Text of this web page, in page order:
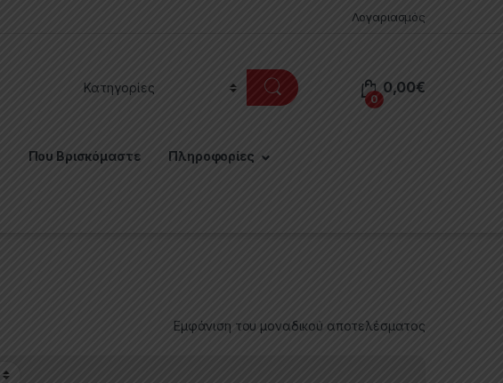
Λογαριασμός
0
0,00€
Που Βρισκόμαστε Πληροφορίες
Εμφάνιση του μοναδικού αποτελέσματος